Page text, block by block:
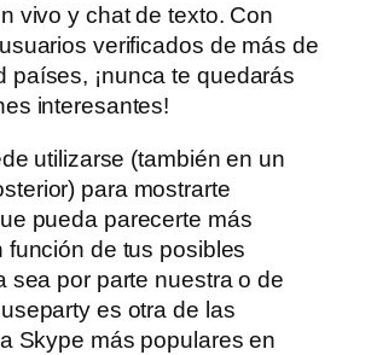
vivo y chat de texto. Con
verificados de más de
países, ¡nunca te quedarás
interesantes!
utilizarse (también en un
para mostrarte
pueda parecerte más
función de tus posibles
sea por parte nuestra o de
es otra de las
Skype más populares en